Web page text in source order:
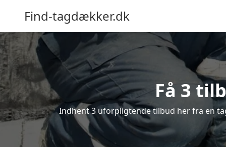
Find-tagdækker.dk
Få 3
Indhent 3 uforpligtende tilbud her fra en